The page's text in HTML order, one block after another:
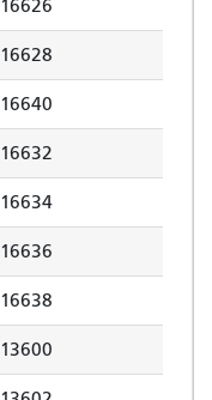
16626
16628
16640
16632
16634
16636
16638
13600